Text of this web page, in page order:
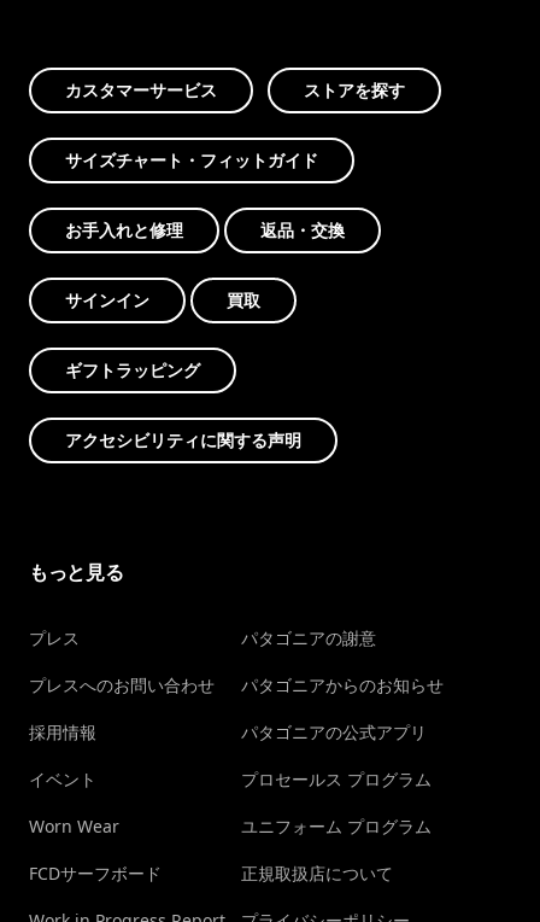
カスタマーサービス ストアを探す
サイズチャート・フィットガイド
お手入れと修理 返品・交換
サインイン 買取
ギフトラッピング
アクセシビリティに関する声明
もっと見る
プレス
プレスへのお問い合わせ
採用情報
イベント
Worn Wear
FCDサーフボード
パタゴニアの謝意
パタゴニアからのお知らせ
パタゴニアの公式アプリ
プロセールス プログラム
ユニフォーム プログラム
正規取扱店について